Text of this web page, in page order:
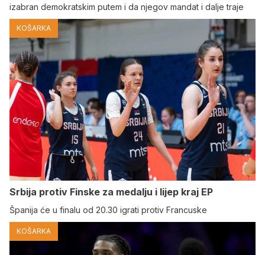
izabran demokratskim putem i da njegov mandat i dalje traje
KOŠARKA
Srbija protiv Finske za medalju i lijep kraj EP
Španija će u finalu od 20.30 igrati protiv Francuske
KOŠARKA